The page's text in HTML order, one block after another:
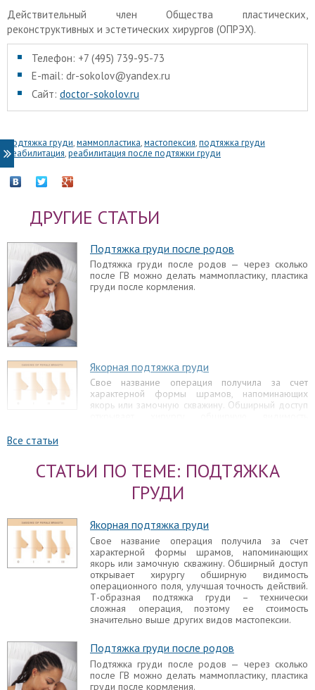
Действительный член Общества пластических,
реконструктивных и эстетических хирургов (ОПРЭХ).
Телефон: +7 (495) 739-95-73
E-mail: dr-sokolov@yandex.ru
Сайт: doctor-sokolov.ru
подтяжка груди,маммопластика,мастопексия,подтяжка груди
реабилитация,реабилитация после подтяжки груди
ДРУГИЕ СТАТЬИ
Подтяжка груди после родов
Подтяжка груди после родов — через сколько
после ГВ можно делать маммопластику, пластика
груди после кормления.
Якорная подтяжка груди
Свое название операция получила за счет
характерной формы шрамов, напоминающих
якорь или замочную скважину. Обширный доступ
Как подтянуть грудь
Некоторые женщины, стремясь снизить
полноценной хирургической операции, ищут
альтернативные способы подтяжки груди в
домашних условиях без операции.
Подтягивающий крем для груди
Подтягивающий крем для груди давно
обосновался в бутиках всевозможных
косметических брендов. Это же относится к
всевозможным лосьонам, гелям, тонизирующей
промышленности.
Упражнения для подтяжки груди
Представление о том, что существуют
Все статьи
СТАТЬИ ПО ТЕМЕ: ПОДТЯЖКА
ГРУДИ
Якорная подтяжка груди
Свое название операция получила за счет
характерной формы шрамов, напоминающих
якорь или замочную скважину. Обширный доступ
открывает хирургу обширную видимость
операционного поля, улучшая точность действий.
Т-образная подтяжка груди – технически
сложная операция, поэтому ее стоимость
значительно выше других видов мастопексии.
Подтяжка груди после родов
Подтяжка груди после родов — через сколько
после ГВ можно делать маммопластику, пластика
груди после кормления.